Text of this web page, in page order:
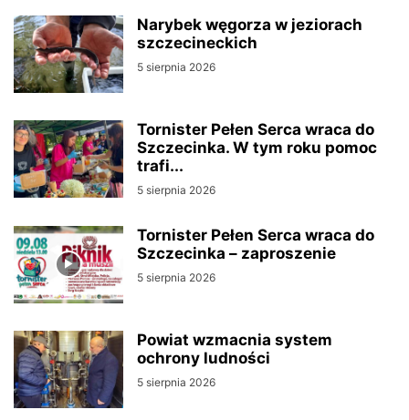
Narybek węgorza w jeziorach
szczecineckich
5 sierpnia 2026
Tornister Pełen Serca wraca do
Szczecinka. W tym roku pomoc
trafi...
5 sierpnia 2026
Tornister Pełen Serca wraca do
Szczecinka – zaproszenie
5 sierpnia 2026
Powiat wzmacnia system
ochrony ludności
5 sierpnia 2026